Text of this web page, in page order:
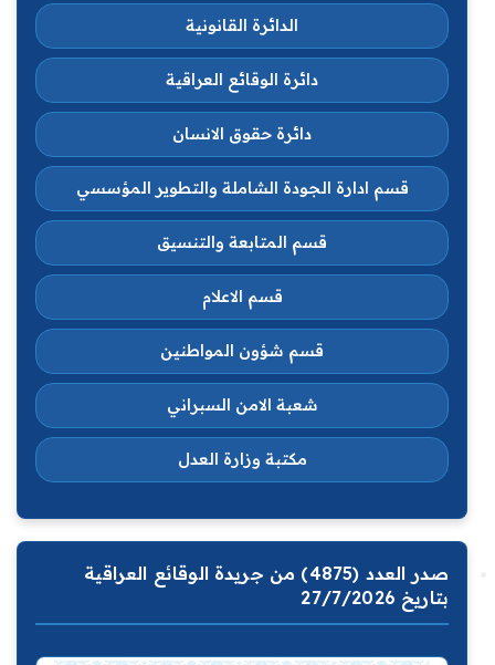
الدائرة القانونية
دائرة الوقائع العراقية
دائرة حقوق الانسان
قسم ادارة الجودة الشاملة والتطوير المؤسسي
قسم المتابعة والتنسيق
قسم الاعلام
قسم شؤون المواطنين
شعبة الامن السبراني
مكتبة وزارة العدل
صدر العدد (4875) من جريدة الوقائع العراقية
بتاريخ 27/7/2026